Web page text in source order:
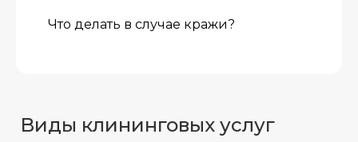
Что делать в случае кражи?
Виды клининговых услуг